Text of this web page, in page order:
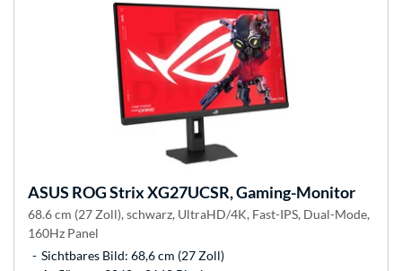
ASUS ROG Strix XG27UCSR, Gaming-Monitor
68.6 cm (27 Zoll), schwarz, UltraHD/4K, Fast-IPS, Dual-Mode,
160Hz Panel
Sichtbares Bild: 68,6 cm (27 Zoll)